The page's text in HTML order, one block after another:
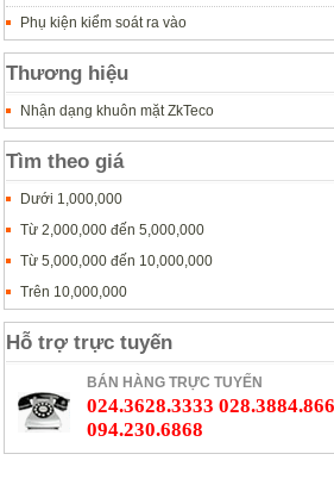
Phụ kiện kiểm soát ra vào
Thương hiệu
Nhận dạng khuôn mặt ZkTeco
Tìm theo giá
Dưới 1,000,000
Từ 2,000,000 đến 5,000,000
Từ 5,000,000 đến 10,000,000
Trên 10,000,000
Hỗ trợ trực tuyến
BÁN HÀNG TRỰC TUYẾN
024.3628.3333
094.230.6868